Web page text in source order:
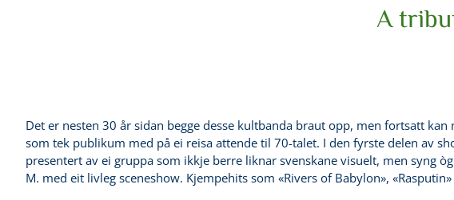
A
Det er nesten 30 år sidan begge desse kultbanda braut opp, men fortsatt
som tek publikum med på ei reisa attende til 70-talet. I den fyrste delen av
presentert av ei gruppa som ikkje berre liknar svenskane visuelt, men syng
M. med eit livleg sceneshow. Kjempehits som «Rivers of Babylon»,